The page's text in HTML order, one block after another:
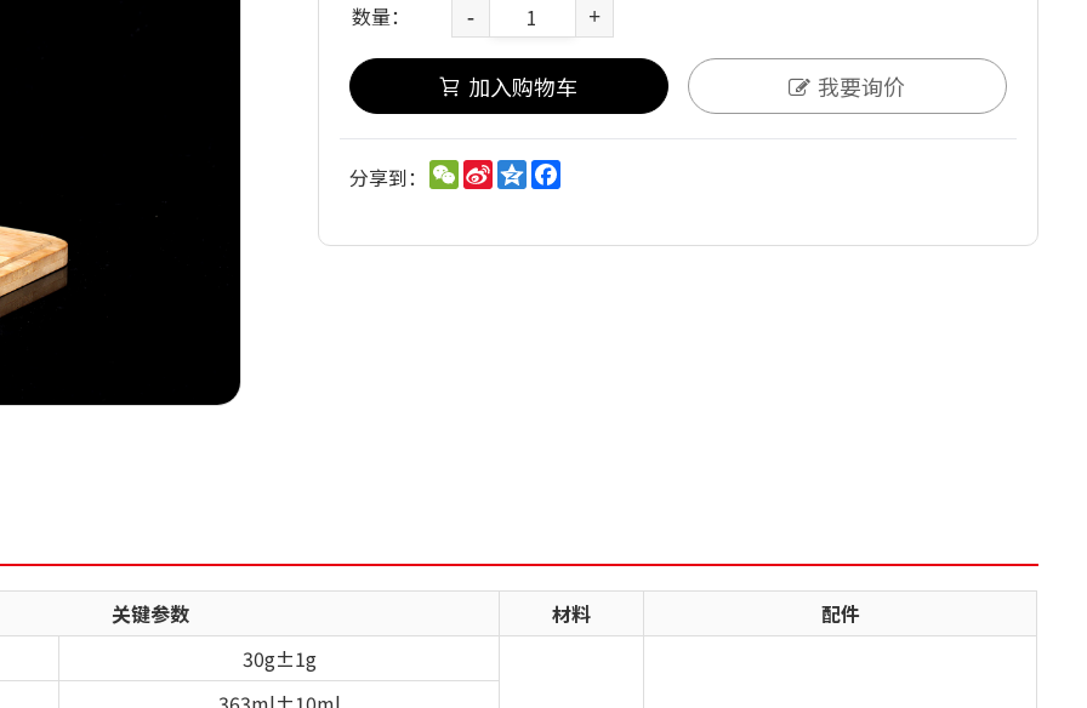
数量： - +
加入购物车 我要询价
分享到： WeChat
Sina
Weibo
QzoneFacebook
关键参数 材料
配件
30g±1g